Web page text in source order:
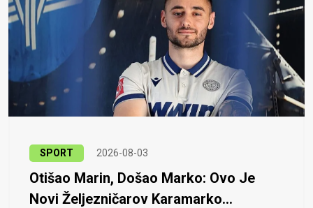
SPORT 2026-08-03
Otišao Marin, Došao Marko: Ovo Je
Novi Željezničarov Karamarko...